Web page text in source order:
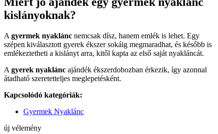
kislányoknak?
A gyermek nyaklánc nemcsak dísz, hanem emlék is lehet. Egy
szépen kiválasztott gyerek ékszer sokáig megmaradhat, és később is
emlékeztetheti a kislányt arra, kitől kapta az első saját nyakláncát.
A gyerek nyaklánc ajándék ékszerdobozban érkezik, így azonnal
átadható szeretetteljes meglepetésként.
Kapcsolódó kategóriák:
Gyermek Nyaklánc
új vélemény